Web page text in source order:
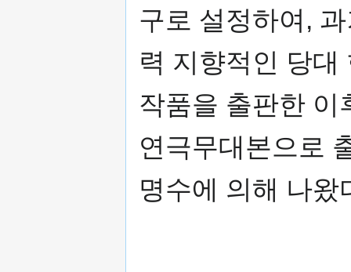
구로 설정하여,
력 지향적인 당대
작품을 출판한 이
연극무대본으로
명수에 의해 나왔